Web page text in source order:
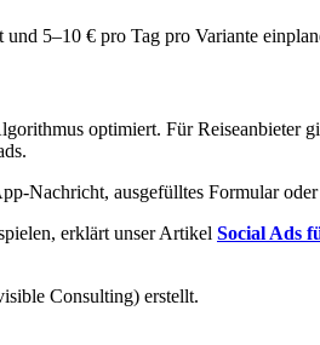
5–10 € pro Tag pro Variante
optimiert. Für Reiseanbieter
Nachricht, ausgefülltes Formular
erklärt unser Artikel Social Ads
Consulting) erstellt.